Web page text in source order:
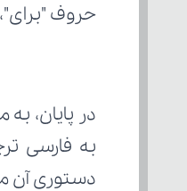
حروف "برای"،
در پایان،
دستوری آن